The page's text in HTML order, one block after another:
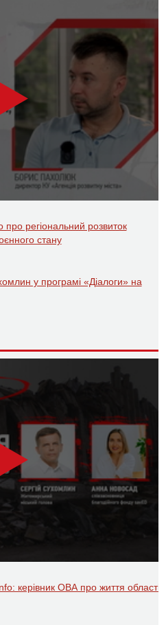
регіональний розвиток
стану
у програмі «Діалоги» на
керівник ОВА про життя області